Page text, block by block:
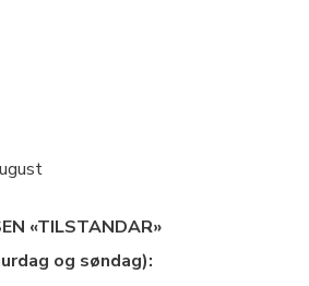
«TILSTANDAR»
og søndag):